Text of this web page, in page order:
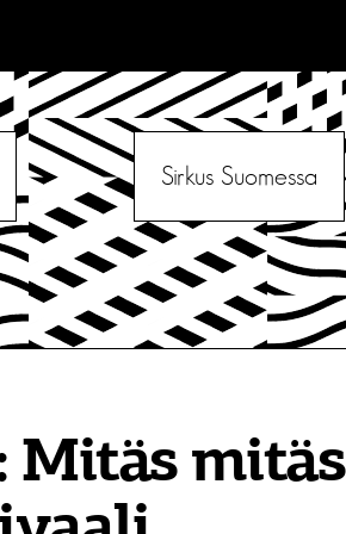
Sirkus Suomessa
Mitäs mitäs